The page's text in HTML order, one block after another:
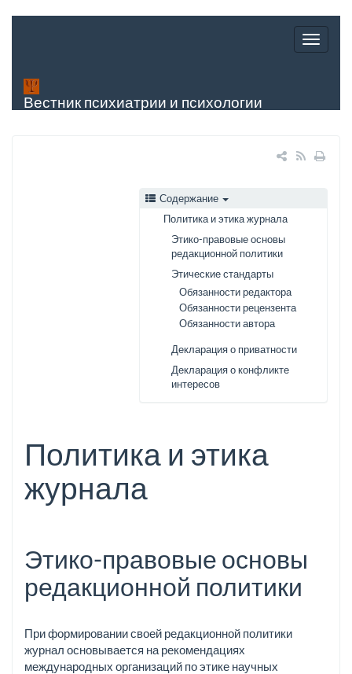
Вестник психиатрии и психологии
Чувашии
Содержание
Политика и этика журнала
Этико-правовые основы
редакционной политики
Этические стандарты
Обязанности редактора
Обязанности рецензента
Обязанности автора
Декларация о приватности
Декларация о конфликте
интересов
Политика и этика
журнала
Этико-правовые основы
редакционной политики
При формировании своей редакционной политики
журнал основывается на рекомендациях
международных организаций по этике научных